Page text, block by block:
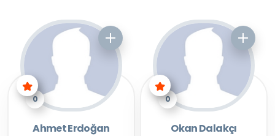
0
Ahmet Erdoğan
0
Okan Dalakçı